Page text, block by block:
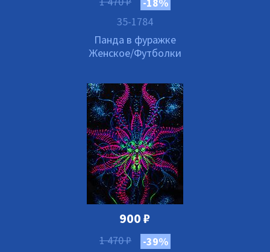
-18%
35-1784
Панда в фуражке
Женское/Футболки
900₽
1 470₽
-39%